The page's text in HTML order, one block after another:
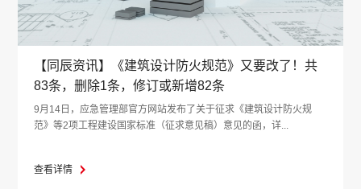
【同辰资讯】《建筑设计防火规范》又要改了！共
83条，删除1条，修订或新增82条
9月14日，应急管理部官方网站发布了关于征求《建筑设计防火规
范》等2项工程建设国家标准（征求意见稿）意见的函，详...
查看详情